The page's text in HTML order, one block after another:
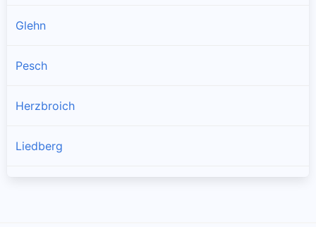
Glehn
Pesch
Herzbroich
Liedberg